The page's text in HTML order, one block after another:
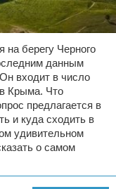
берегу Черного
данным
входит в число
Крыма. Что
предлагается в
и куда сходить в
удивительном
о самом